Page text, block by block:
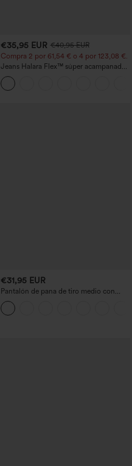
€35,95 EUR €40,95 EUR
Compra 2 por 61,54 € o 4 por 123,08 €.
Jeans Halara Flex™ súper acampanado
elástico lavado bolsillo cruzado tiro alto
€31,95 EUR
Pantalón de pana de tiro medio con
cremallera